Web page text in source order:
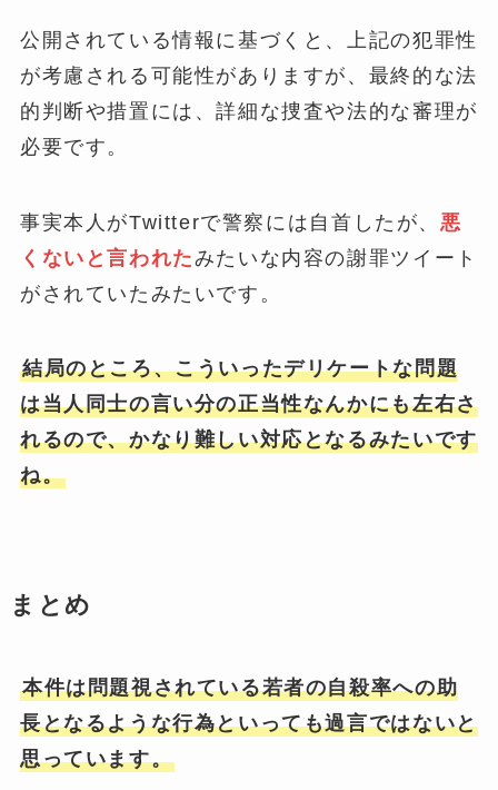
公開されている情報に基づくと、上記の犯罪性
が考慮される可能性がありますが、最終的な法
的判断や措置には、詳細な捜査や法的な審理が
必要です。
事実本人がTwitterで警察には自首したが、 悪
くないと言われたみたいな内容の謝罪ツイート
がされていたみたいです。
結局のところ、こういったデリケートな問題
は当人同士の言い分の正当性なんかにも左右さ
れるので、かなり難しい対応となるみたいです
ね。
まとめ
本件は問題視されている若者の自殺率への助
長となるような行為といっても過言ではないと
思っています。